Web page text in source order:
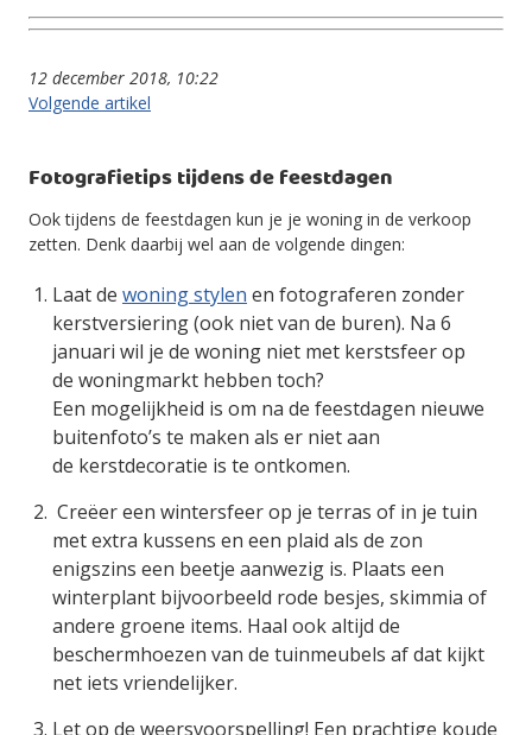
12 december 2018, 10:22
Volgende artikel
Fotografietips tijdens de feestdagen
Ook tijdens de feestdagen kun je je woning in de verkoop
zetten. Denk daarbij wel aan de volgende dingen:
Laat de woning stylen en fotograferen zonder
kerstversiering (ook niet van de buren). Na 6
januari wil je de woning niet met kerstsfeer op
de woningmarkt hebben toch?
Een mogelijkheid is om na de feestdagen nieuwe
buitenfoto’s te maken als er niet aan
de kerstdecoratie is te ontkomen.
Creëer een wintersfeer op je terras of in je tuin
met extra kussens en een plaid als de zon
enigszins een beetje aanwezig is. Plaats een
winterplant bijvoorbeeld rode besjes, skimmia of
andere groene items. Haal ook altijd de
beschermhoezen van de tuinmeubels af dat kijkt
net iets vriendelijker.
Let op de weersvoorspelling! Een prachtige koude